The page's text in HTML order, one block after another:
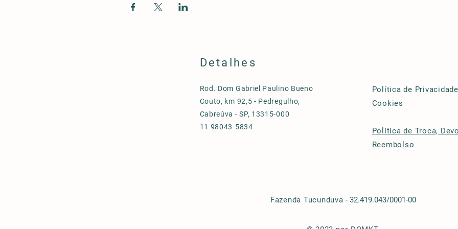
Detalhes
Rod. Dom Gabriel Paulino Bueno
Couto, km 92,5 - Pedregulho,
Cabreúva - SP, 13315-000
11 98043-5834
Política de
Cookies
Política de Troca,
Reembolso
Fazenda Tucunduva- 32.419.043/0001-00